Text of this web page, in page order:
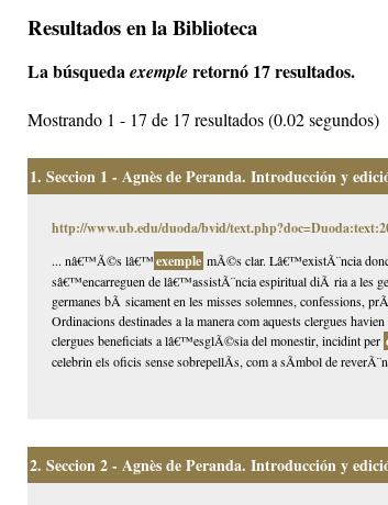
Resultados en la Biblioteca
La búsquedaexempleretornó 17 resultados.
Mostrando 1 - 17 de 17 resultados (0.02 segundos)
1. Seccion 1 - Agnès de Peranda. Introducción y
http://www.ub.edu/duoda/bvid/
... nâ€™Ã©s lâ€™exemple mÃ©s clar. Lâ€™existÃ¨ncia
sâ€™encarreguen de lâ€™assistÃ¨ncia espiritual diÃ ria a les
germanes bÃ sicament en les misses solemnes, confessions,
Ordinacions destinades a la manera com aquests clergues
clergues beneficiats a lâ€™esglÃ©sia del monestir, incidint per
celebrin els oficis sense sobrepellÃ­s, com a sÃ­mbol de
2. Seccion 2 - Agnès de Peranda. Introducción y